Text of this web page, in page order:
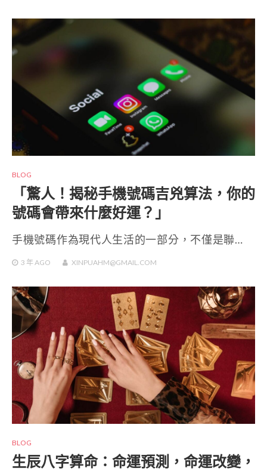
BLOG
「驚人！揭秘手機號碼吉兇算法，你的
號碼會帶來什麼好運？」
手機號碼作為現代人生活的一部分，不僅是聯…
3 年AGO XINPUAHM@GMAIL.COM
BLOG
生辰八字算命：命運預測，命運改變，